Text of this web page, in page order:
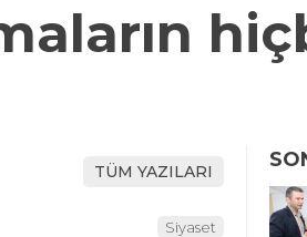
TÜM YAZILARI
Siyaset